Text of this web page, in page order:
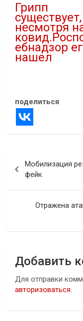
Грипп
существует,
несмотря
ебнадзор
нашел
поделиться
по
записям
Мобилизация
фейк
Отражена
Добавить
Для отправки
авторизоваться.